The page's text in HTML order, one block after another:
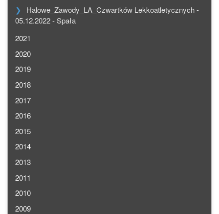
Halowe_Zawody_LA_Czwartków Lekkoatletycznych -
05.12.2022 - Spała
2021
2020
2019
2018
2017
2016
2015
2014
2013
2011
2010
2009